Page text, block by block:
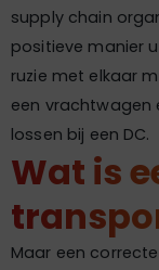
supply chain
positieve manier
ruzie met elkaar
een
lossen bij een DC.
Wat is
Maar een